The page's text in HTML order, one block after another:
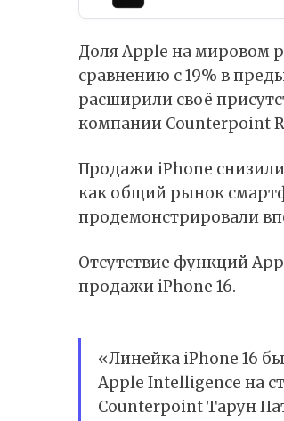
Доля Apple на мировом
сравнению с 19% в
расширили своё
компании Counterpoint
Продажи iPhone
как общий рынок
продемонстрировали
Отсутствие функций
продажи iPhone 16.
«Линейка iPhone 16
Apple Intelligence на
Counterpoint Тарун